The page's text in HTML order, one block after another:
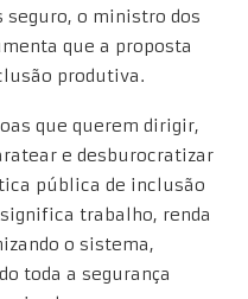
o ministro dos
que a proposta
produtiva.
que querem dirigir,
e desburocratizar
pública de inclusão
trabalho, renda
o sistema,
toda a segurança